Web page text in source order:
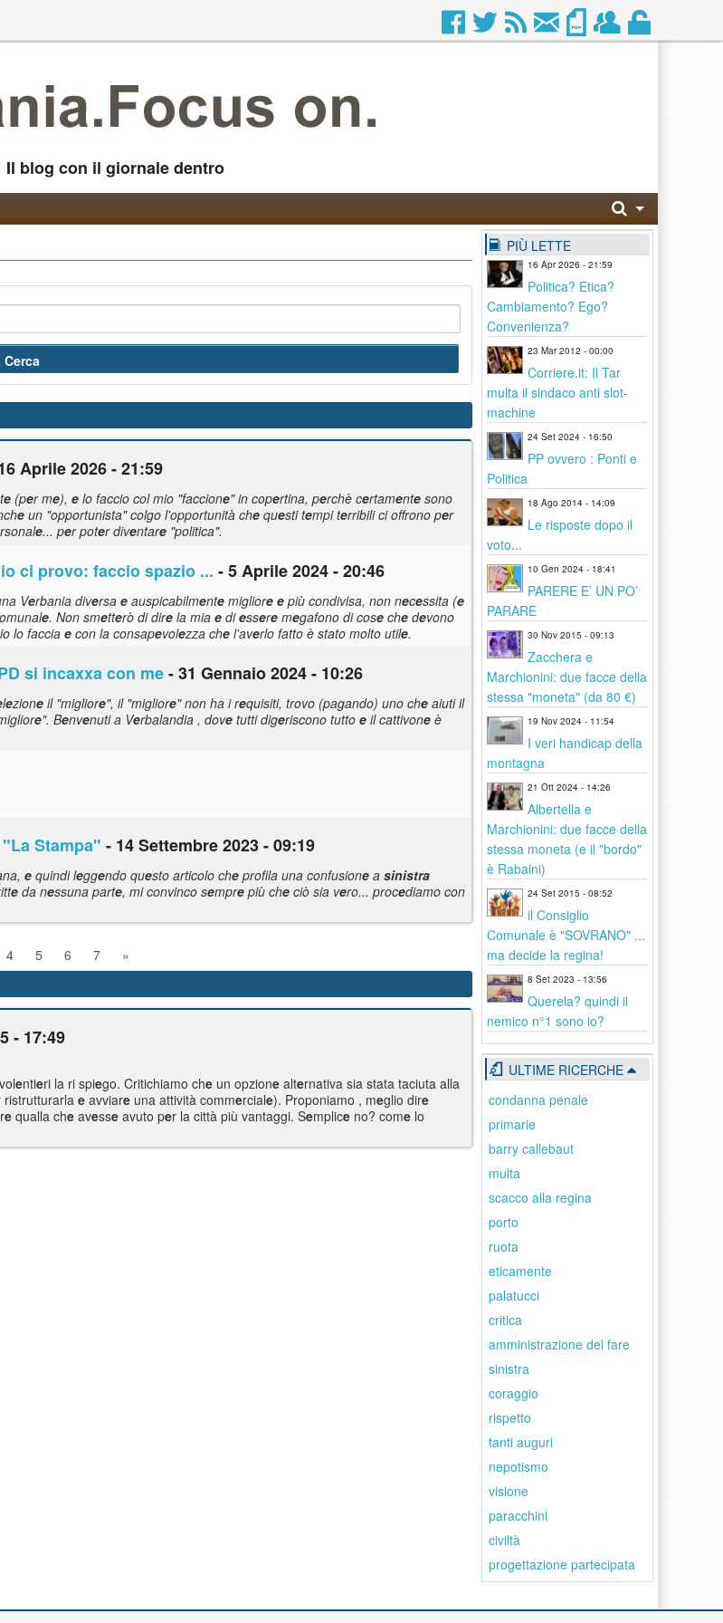
Il blog con il giornale dentro
Aprile 2026 - 21:59
e (per me), e lo faccio col mio "faccione" in copertina, perchè certamente sono
e un "opportunista" colgo l'opportunità che questi tempi terribili ci offrono per
rsonale... per poter diventare "politica".
ci provo: faccio spazio ... - 5 Aprile 2024 - 20:46
Verbania diversa e auspicabilmente migliore e più condivisa, non necessita (e
e. Non smetterò di dire la mia e diessere megafono di cose che devono
io lo faccia e con la consapevolezza che l'averlo fatto è stato molto utile.
si incaxxa con me- 31 Gennaio 2024 - 10:26
lezione il "migliore", il "migliore" non ha i requisiti, trovo (pagando) uno che aiuti il
e". Benvenuti a Verbalandia , dove tutti digeriscono tutto e il cattivone è
"La Stampa" - 14 Settembre 2023 - 09:19
e quindi leggendo questo articolo che profila una confusione a sinistra
e da nessuna parte, mi convinco sempre più che ciò sia vero... procediamo con
4 5 6 7
»
- 17:49
entieri la ri spiego. Critichiamo che un opzione alternativa sia stata taciuta alla
ristrutturarlae avviare una attività commerciale). Proponiamo , meglio dire
re qualla che avesse avuto per la città più vantaggi. Semplice no? come lo
PIÙ LETTE
16 Apr 2026 - 21:59
Politica? Etica?
Cambiamento? Ego?
Convenienza?
23 Mar 2012 - 00:00
Corriere.it: Il Tar
multa il sindaco anti slot-
machine
24 Set 2024 - 16:50
PP ovvero : Ponti e
Politica
18 Ago 2014 - 14:09
Le risposte dopo il
voto...
10 Gen 2024 - 18:41
PARERE E’ UN PO’
PARARE
30 Nov 2015 - 09:13
Zacchera e
Marchionini: due facce della
stessa "moneta" (da 80 €)
19 Nov 2024 - 11:54
I veri handicap della
montagna
21 Ott 2024 - 14:26
Albertella e
Marchionini: due facce della
stessa moneta (e il "bordo"
è Rabaini)
24 Set 2015 - 08:52
il Consiglio
Comunale è "SOVRANO" ...
ma decide la regina!
8 Set 2023 - 13:56
Querela? quindi il
nemico n°1 sono io?
ULTIME RICERCHE
condanna penale
primarie
barry callebaut
multa
scacco alla regina
porto
ruota
eticamente
palatucci
critica
amministrazione del fare
sinistra
coraggio
rispetto
tanti auguri
nepotismo
visione
paracchini
civiltà
progettazione partecipata